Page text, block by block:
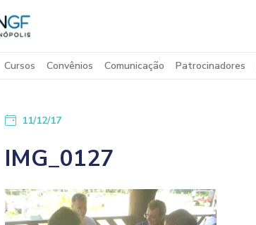
Cursos Convênios Comunicação Patrocinadores
11/12/17
IMG_0127